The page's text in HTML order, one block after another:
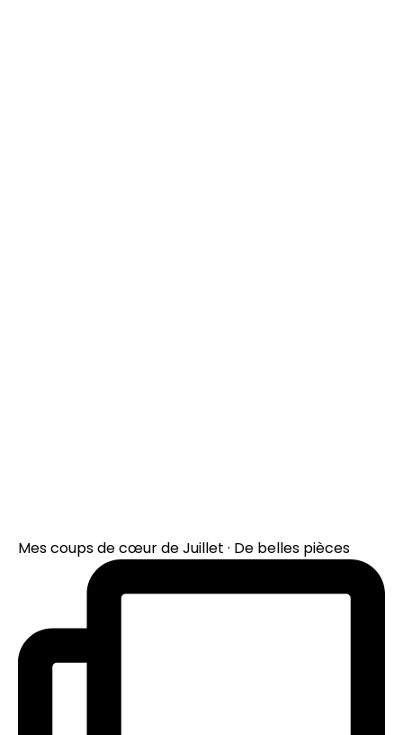
Mes coups de cœur de Juillet · De belles pièces